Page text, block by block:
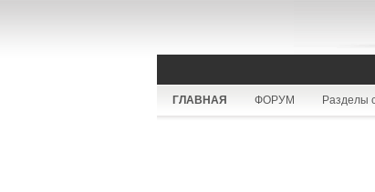
ГЛАВНАЯ ФОРУМ Разделы